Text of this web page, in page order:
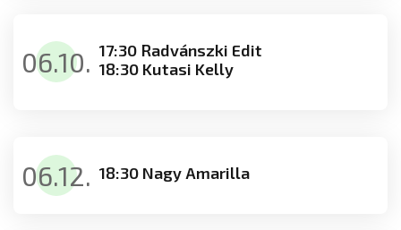
06.10. 17:30 Radvánszki Edit
18:30 Kutasi Kelly
06.12. 18:30 Nagy Amarilla